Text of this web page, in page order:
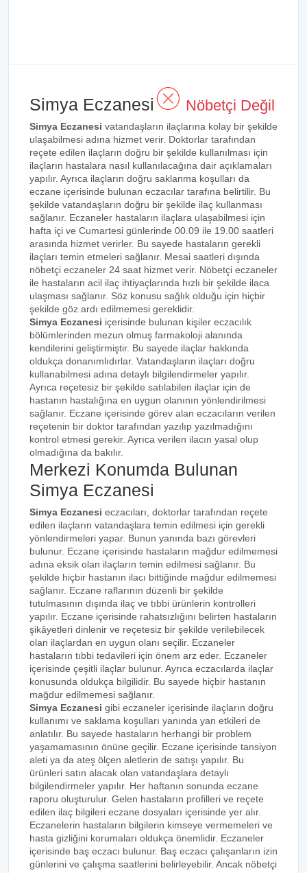
Simya Eczanesi Nöbetçi Değil
Simya Eczanesi vatandaşların ilaçlarına kolay bir şekilde
ulaşabilmesi adına hizmet verir. Doktorlar tarafından
reçete edilen ilaçların doğru bir şekilde kullanılması için
ilaçların hastalara nasıl kullanılacağına dair açıklamaları
yapılır. Ayrıca ilaçların doğru saklanma koşulları da
eczane içerisinde bulunan eczacılar tarafına belirtilir. Bu
şekilde vatandaşların doğru bir şekilde ilaç kullanması
sağlanır. Eczaneler hastaların ilaçlara ulaşabilmesi için
hafta içi ve Cumartesi günlerinde 00.09 ile 19.00 saatleri
arasında hizmet verirler. Bu sayede hastaların gerekli
ilaçları temin etmeleri sağlanır. Mesai saatleri dışında
nöbetçi eczaneler 24 saat hizmet verir. Nöbetçi eczaneler
ile hastaların acil ilaç ihtiyaçlarında hızlı bir şekilde ilaca
ulaşması sağlanır. Söz konusu sağlık olduğu için hiçbir
şekilde göz ardı edilmemesi gereklidir.
Simya Eczanesi içerisinde bulunan kişiler eczacılık
bölümlerinden mezun olmuş farmakoloji alanında
kendilerini geliştirmiştir. Bu sayede ilaçlar hakkında
oldukça donanımlıdırlar. Vatandaşların ilaçları doğru
kullanabilmesi adına detaylı bilgilendirmeler yapılır.
Ayrıca reçetesiz bir şekilde satılabilen ilaçlar için de
hastanın hastalığına en uygun olanının yönlendirilmesi
sağlanır. Eczane içerisinde görev alan eczacıların verilen
reçetenin bir doktor tarafından yazılıp yazılmadığını
kontrol etmesi gerekir. Ayrıca verilen ilacın yasal olup
olmadığına da bakılır.
Merkezi Konumda Bulunan
Simya Eczanesi
Simya Eczanesi eczacıları, doktorlar tarafından reçete
edilen ilaçların vatandaşlara temin edilmesi için gerekli
yönlendirmeleri yapar. Bunun yanında bazı görevleri
bulunur. Eczane içerisinde hastaların mağdur edilmemesi
adına eksik olan ilaçların temin edilmesi sağlanır. Bu
şekilde hiçbir hastanın ilacı bittiğinde mağdur edilmemesi
sağlanır. Eczane raflarının düzenli bir şekilde
tutulmasının dışında ilaç ve tıbbi ürünlerin kontrolleri
yapılır. Eczane içerisinde rahatsızlığını belirten hastaların
şikâyetleri dinlenir ve reçetesiz bir şekilde verilebilecek
olan ilaçlardan en uygun olanı seçilir. Eczaneler
hastaların tıbbi tedavileri için önem arz eder. Eczaneler
içerisinde çeşitli ilaçlar bulunur. Ayrıca eczacılarda ilaçlar
konusunda oldukça bilgilidir. Bu sayede hiçbir hastanın
mağdur edilmemesi sağlanır.
Simya Eczanesi gibi eczaneler içerisinde ilaçların doğru
kullanımı ve saklama koşulları yanında yan etkileri de
anlatılır. Bu sayede hastaların herhangi bir problem
yaşamamasının önüne geçilir. Eczane içerisinde tansiyon
aleti ya da ateş ölçen aletlerin de satışı yapılır. Bu
ürünleri satın alacak olan vatandaşlara detaylı
bilgilendirmeler yapılır. Her haftanın sonunda eczane
raporu oluşturulur. Gelen hastaların profilleri ve reçete
edilen ilaç bilgileri eczane dosyaları içerisinde yer alır.
Eczanelerin hastaların bilgilerin kimseye vermemeleri ve
hasta gizliğini korumaları oldukça önemlidir. Eczaneler
içerisinde baş eczacı bulunur. Baş eczacı çalışanların izin
günlerini ve çalışma saatlerini belirleyebilir. Ancak nöbetçi